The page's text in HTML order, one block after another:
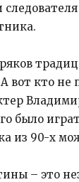
вот кто не
было
из 90-х
– это